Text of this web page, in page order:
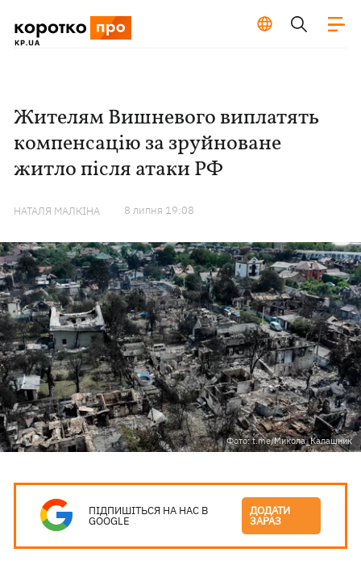
Жителям Вишневого виплатять
компенсацію за зруйноване
житло після атаки РФ
НАТАЛЯ МАЛКІНА 8 липня 19:08
Фото: t.me/Микола_Калашник
ПІДПИШІТЬСЯ НА НАС В
GOOGLE
ДОДАТИ
ЗАРАЗ